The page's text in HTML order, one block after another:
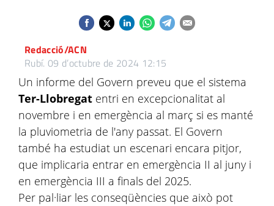
Redacció/ACN
Rubí. 09 d’octubre de 2024 12:15
Un informe del Govern preveu que el sistema
Ter-Llobregat entri en excepcionalitat al
novembre i en emergència al març si es manté
la pluviometria de l'any passat. El Govern
també ha estudiat un escenari encara pitjor,
que implicaria entrar en emergència II al juny i
en emergència III a finals del 2025.
Per pal·liar les conseqüències que això pot